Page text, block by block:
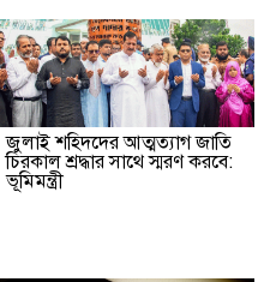
জুলাই শহিদদের আত্মত্যাগ জাতি
চিরকাল শ্রদ্ধার সাথে স্মরণ করবে:
ভূমিমন্ত্রী